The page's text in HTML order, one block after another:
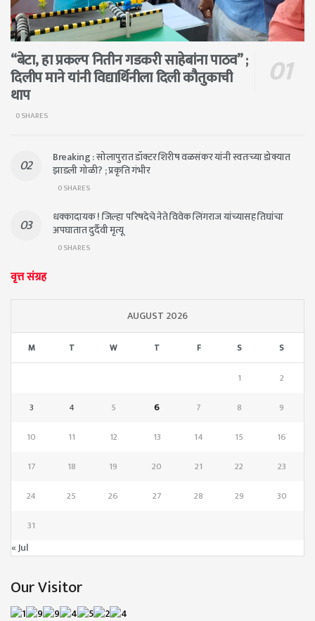
“बेटा, हा प्रकल्प नितीन गडकरी साहेबांना पाठव” ;
दिलीप माने यांनी विद्यार्थिनीला दिली कौतुकाची
थाप
0 SHARES
Breaking : सोलापुरात डॉक्टर शिरीष वळसंकर यांनी स्वतःच्या डोक्यात
झाडली गोळी? ; प्रकृति गंभीर
0 SHARES
धक्कादायक ! जिल्हा परिषदेचे नेते विवेक लिंगराज यांच्यासह तिघांचा
अपघातात दुर्दैवी मृत्यू
0 SHARES
वृत्त संग्रह
AUGUST 2026
M T W T F S S
1
2
3
4 5 6 7 8
9
10
11 12 13 14 15
16
17
18 19 20 21 22
23
24
25 26 27 28 29
30
31
« Jul
Our Visitor